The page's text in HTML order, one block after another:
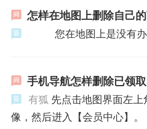
怎样在地图上删除自己
您在地图上是没有
手机导航怎样删除已领
有狐 先点击地图界面左
像，然后进入【会员中心】。